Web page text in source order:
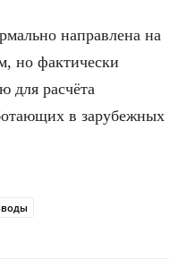
направлена на
но фактически
для расчёта
в зарубежных